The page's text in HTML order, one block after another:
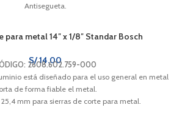
Antisegueta.
para metal 14″ x 1/8″ Standar Bosch
S/14.00
2608.602.759-000
está diseñado para el uso general en metal
de forma fiable el metal.
mm para sierras de corte para metal.